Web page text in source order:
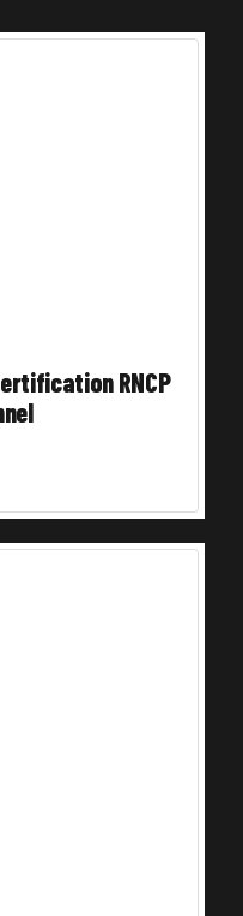
RNCP